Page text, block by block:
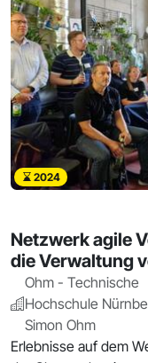
2024
Netzwerk agile
die Verwaltung
Ohm - Technische
Hochschule
Simon Ohm
Erlebnisse auf dem